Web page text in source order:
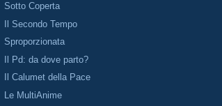
Sotto Coperta
Il Secondo Tempo
Sproporzionata
Il Pd: da dove parto?
Il Calumet della Pace
Le MultiAnime